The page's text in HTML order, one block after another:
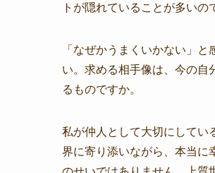
トが隠れていることが多いの
「なぜかうまくいかない」
い。求める相手像は、今の自
るものですか。
私が仲人として大切にしてい
界に寄り添いながら、本当に